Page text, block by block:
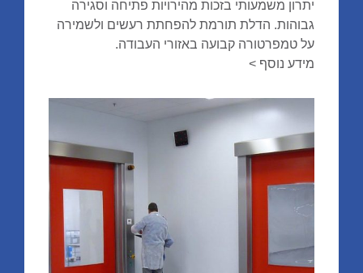
יתרון משמעותי בזכות מהירויות פתיחה וסגירה
גבוהות. הדלת תורמת להפחתת רעשים ולשמירה
על טמפרטורה קבועה באזורי העבודה.
מידע נוסף >